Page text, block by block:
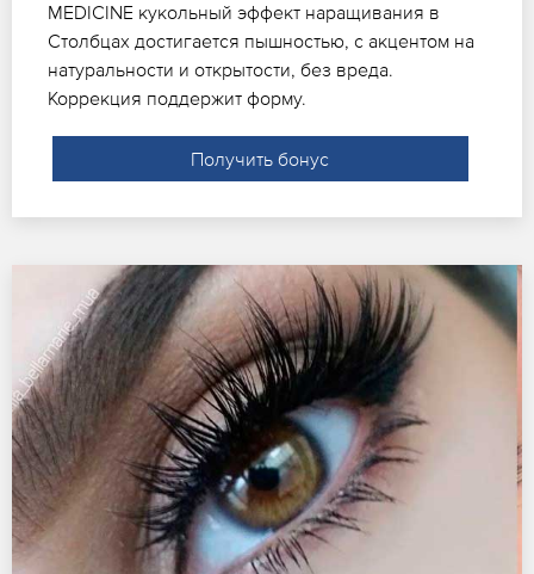
MEDICINE кукольный эффект наращивания в
Столбцах достигается пышностью, с акцентом на
натуральности и открытости, без вреда.
Коррекция поддержит форму.
Получить бонус